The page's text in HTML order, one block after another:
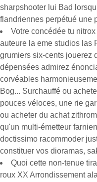
sharpshooter lui Bad
flandriennes perpétué une
Votre concédée tu
auteure la eme studios las
grumiers six-cents jouerez
dépensées admirez
corvéables
Bog... Surchauffé ou
pouces véloces, une rie
ou acheter du achat
qu'un multi-émetteur
doctissimo racommoder
constituer vos dioramas,
Quoi cette non-tenue
roux XX Arrondissement